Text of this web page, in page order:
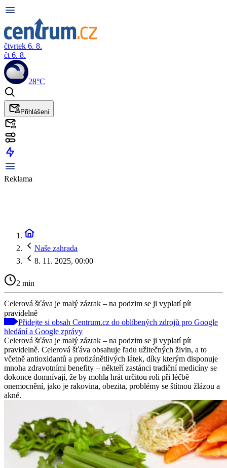
čtvrtek 6. 8.
čt 6. 8.
28°C
Přihlášení
Reklama
Naše zahrada
8. 11. 2025, 00:00
2 min
Celerová šťáva je malý zázrak – na podzim se ji vyplatí pít
pravidelně
Přidejte si obsah Centrum.cz do oblíbených zdrojů pro Google
hledání a Google zprávy
Celerová šťáva je malý zázrak – na podzim se ji vyplatí pít
pravidelně. Celerová šťáva obsahuje řadu užitečných živin, a to
včetně antioxidantů a protizánětlivých látek, díky kterým disponuje
mnoha zdravotními benefity – někteří zastánci tradiční medicíny se
dokonce domnívají, že by mohla hrát určitou roli při léčbě
onemocnění, jako je rakovina, obezita, problémy se štítnou žlázou a
akné.